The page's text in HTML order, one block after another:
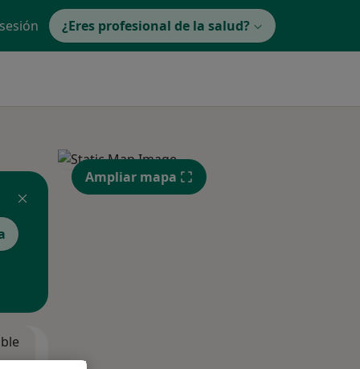
¿Eres profesional de la salud?
Ampliar mapa